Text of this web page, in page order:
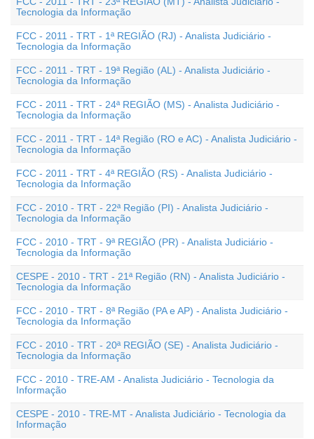
Tecnologia da Informação
FCC - 2011 - TRT - 1ª REGIÃO (RJ) - Analista Judiciário -
Tecnologia da Informação
FCC - 2011 - TRT - 19ª Região (AL) - Analista Judiciário -
Tecnologia da Informação
FCC - 2011 - TRT - 24ª REGIÃO (MS) - Analista Judiciário -
Tecnologia da Informação
FCC - 2011 - TRT - 14ª Região (RO e AC) - Analista Judiciário -
Tecnologia da Informação
FCC - 2011 - TRT - 4ª REGIÃO (RS) - Analista Judiciário -
Tecnologia da Informação
FCC - 2010 - TRT - 22ª Região (PI) - Analista Judiciário -
Tecnologia da Informação
FCC - 2010 - TRT - 9ª REGIÃO (PR) - Analista Judiciário -
Tecnologia da Informação
CESPE - 2010 - TRT - 21ª Região (RN) - Analista Judiciário -
Tecnologia da Informação
FCC - 2010 - TRT - 8ª Região (PA e AP) - Analista Judiciário -
Tecnologia da Informação
FCC - 2010 - TRT - 20ª REGIÃO (SE) - Analista Judiciário -
Tecnologia da Informação
FCC - 2010 - TRE-AM - Analista Judiciário - Tecnologia da
Informação
CESPE - 2010 - TRE-MT - Analista Judiciário - Tecnologia da
Informação